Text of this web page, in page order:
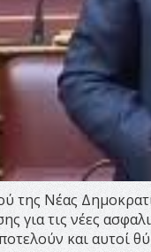
της Νέας
για τις νέες
και αυτοί